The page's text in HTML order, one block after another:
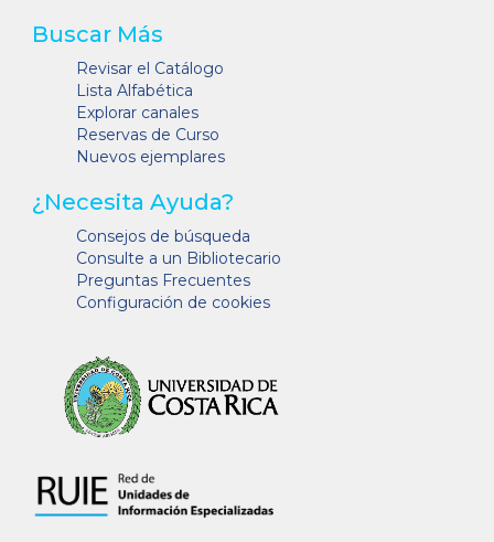
Buscar Más
Revisar el Catálogo
Lista Alfabética
Explorar canales
Reservas de Curso
Nuevos ejemplares
¿Necesita Ayuda?
Consejos de búsqueda
Consulte a un Bibliotecario
Preguntas Frecuentes
Configuración de cookies